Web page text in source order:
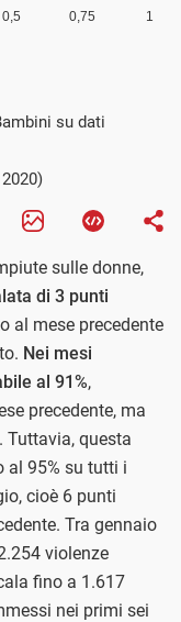
su dati
sulle donne,
di 3 punti
al mese precedente
Nei mesi
al 91%,
precedente, ma
Tuttavia, questa
al 95% su tutti i
cioè 6 punti
Tra gennaio
violenze
fino a 1.617
nei primi sei